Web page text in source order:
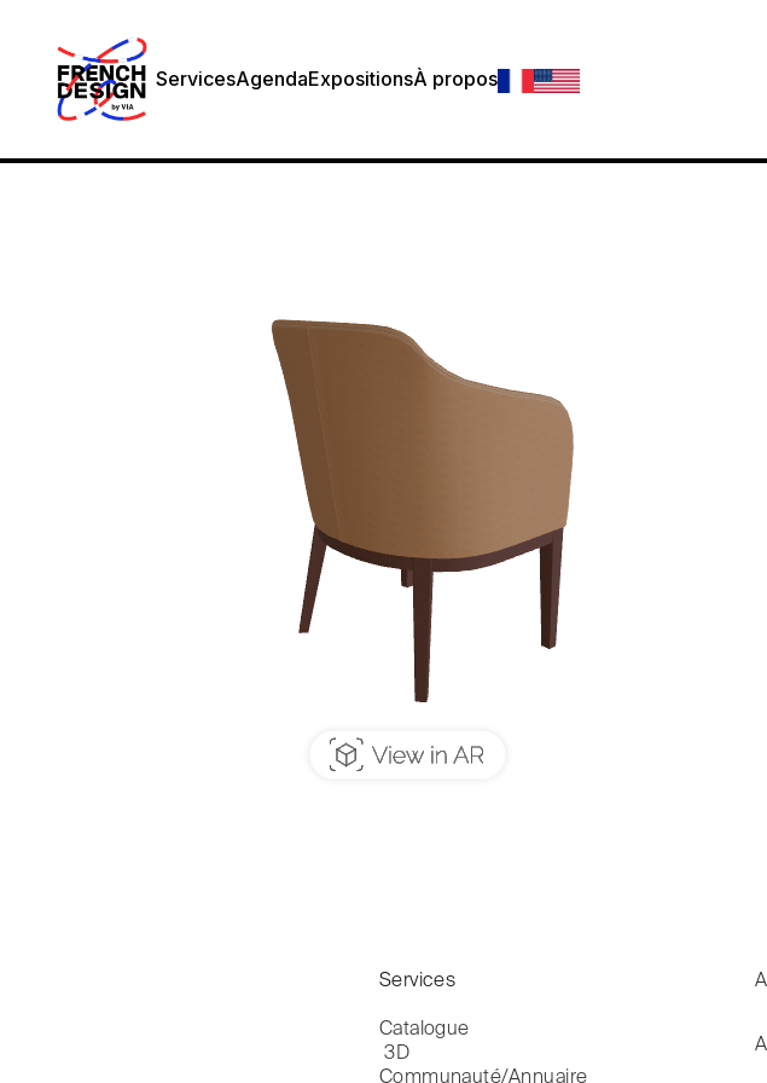
ServicesAgendaExpositionsÀ propos
Services
Catalogue
3D
Communauté/Annuaire